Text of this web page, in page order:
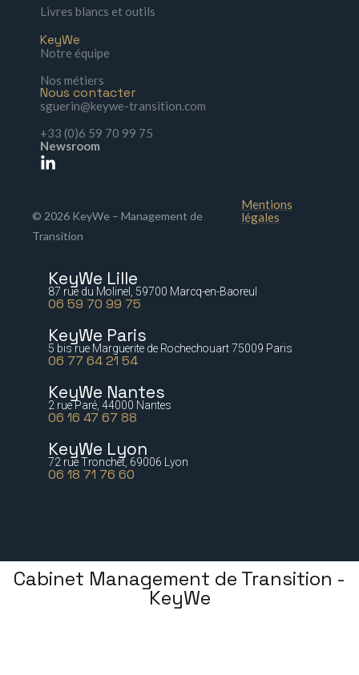
Livres blancs et outils
KeyWe
Notre équipe
Nos métiers
Nous contacter
sguerin@keywe-transition.com
+33 (0)6 59 70 99 75
Newsroom
© 2026 KeyWe – Management de
Transition
Mentions
légales
KeyWe Lille
87 rue du Molinel, 59700 Marcq-en-Baoreul
06 59 70 99 75
KeyWe Paris
5 bis rue Marguerite de Rochechouart 75009 Paris
06 77 64 21 54
KeyWe Nantes
2 rue Paré, 44000 Nantes
06 16 47 67 88
KeyWe Lyon
72 rue Tronchet, 69006 Lyon
06 18 71 76 60
Cabinet Management de Transition -
KeyWe